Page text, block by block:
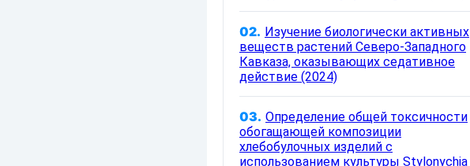
02. Изучение биологически активных
веществ растений Северо-Западного
Кавказа, оказывающих седативное
действие (2024)
03. Определение общей токсичности
обогащающей композиции
хлебобулочных изделий с
использованием культуры Stylonychia